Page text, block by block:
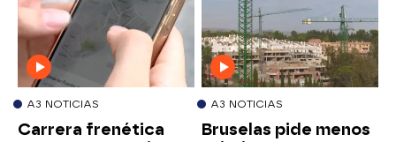
A3 NOTICIAS
Carrera frenética
A3 NOTICIAS
Bruselas pide menos